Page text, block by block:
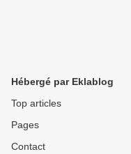
Hébergé par Eklablog
Top articles
Pages
Contact